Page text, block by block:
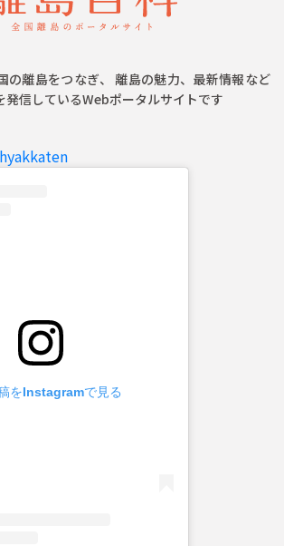
の離島をつなぎ、 離島の魅力、最新情報など
発信しているWebポータルサイトです
をInstagramで見る